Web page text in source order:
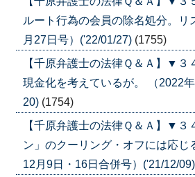
ルート行為の会員の除名処分。リ
月27日号）('22/01/27) (1755)
【千原弁護士の法律Ｑ＆Ａ】▼
現金化を考えているが。 （2022
20) (1754)
【千原弁護士の法律Ｑ＆Ａ】▼
ン」のクーリング・オフには応じ
12月9日・16日合併号）('21/12/09)